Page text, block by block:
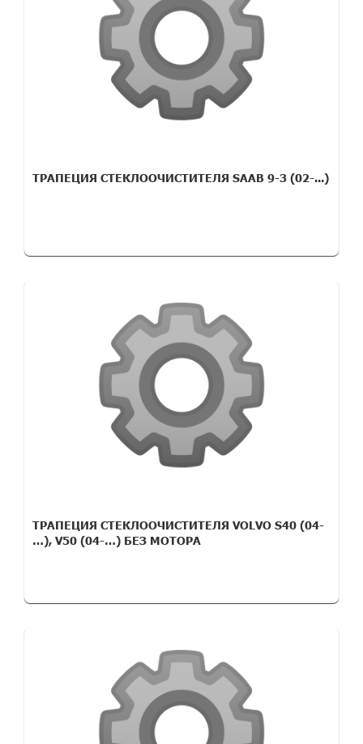
ТРАПЕЦИЯ СТЕКЛООЧИСТИТЕЛЯ SAAB 9-3 (02-...)
ТРАПЕЦИЯ СТЕКЛООЧИСТИТЕЛЯ VOLVO S40 (04-
…), V50 (04-…) БЕЗ МОТОРА